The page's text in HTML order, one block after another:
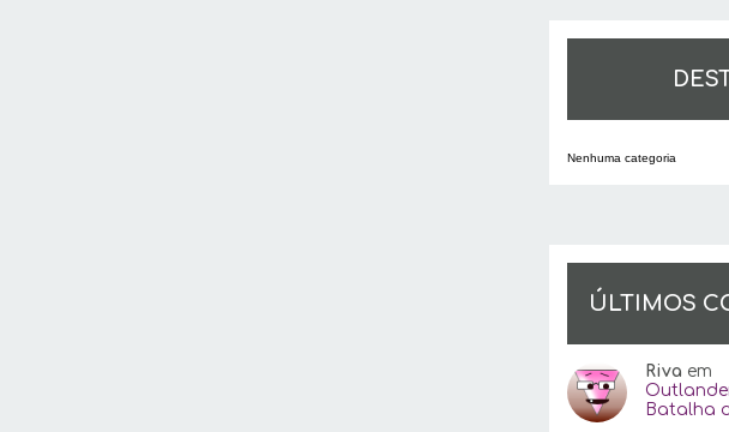
Nenhuma categoria
ÚLTIMOS
Riva em
Batalha